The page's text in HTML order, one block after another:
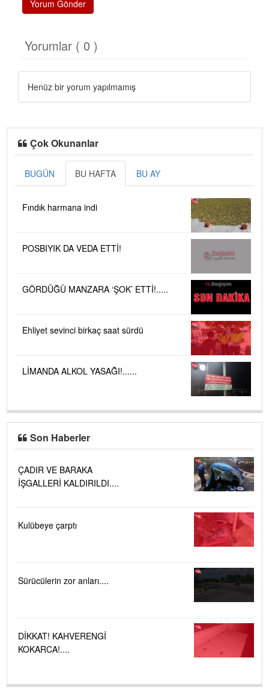
Yorum Gönder
Yorumlar ( 0 )
Henüz bir yorum yapılmamış
Çok Okunanlar
BUGÜN BU HAFTA BU AY
Fındık harmana indi
POSBIYIK DA VEDA ETTİ!
GÖRDÜĞÜ MANZARA ‘ŞOK’ ETTİ!.....
Ehliyet sevinci birkaç saat sürdü
LİMANDA ALKOL YASAĞI!......
Son Haberler
ÇADIR VE BARAKA
İŞGALLERİ KALDIRILDI....
Kulübeye çarptı
Sürücülerin zor anları....
DİKKAT! KAHVERENGİ
KOKARCA!....